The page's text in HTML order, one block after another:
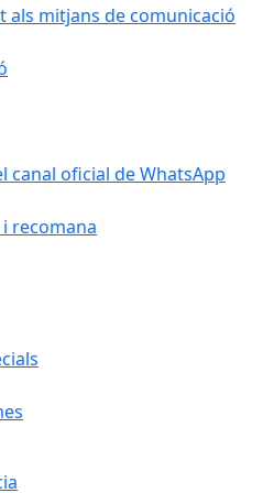
als mitjans de comunicació
canal oficial de WhatsApp
recomana